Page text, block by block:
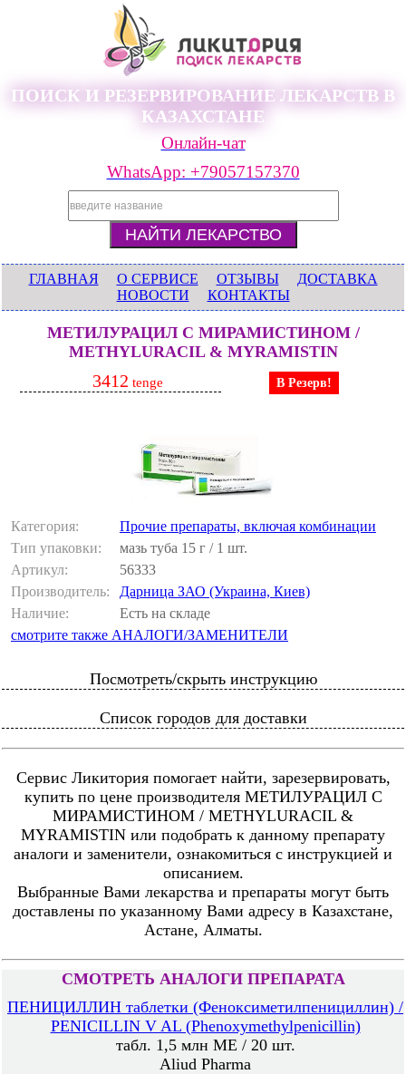
ПОИСК И РЕЗЕРВИРОВАНИЕ ЛЕКАРСТВ В
КАЗАХСТАНЕ
Онлайн-чат
WhatsApp: +79057157370
ГЛАВНАЯ О СЕРВИСЕ ОТЗЫВЫ
ДОСТАВКА
НОВОСТИ
КОНТАКТЫ
МЕТИЛУРАЦИЛ С МИРАМИСТИНОМ /
METHYLURACIL & MYRAMISTIN
3412 tenge В Резерв!
Категория:
Прочие препараты, включая комбинации
Тип упаковки:
мазь туба 15 г / 1 шт.
Артикул:
56333
Производитель:
Дарница ЗАО (Украина, Киев)
Наличие:
Есть на складе
смотрите также АНАЛОГИ/ЗАМЕНИТЕЛИ
Посмотреть/скрыть инструкцию
Список городов для доставки
Сервис Ликитория помогает найти, зарезервировать,
купить по цене производителя МЕТИЛУРАЦИЛ С
МИРАМИСТИНОМ / METHYLURACIL &
MYRAMISTIN или подобрать к данному препарату
аналоги и заменители, ознакомиться с инструкцией и
описанием.
Выбранные Вами лекарства и препараты могут быть
доставлены по указанному Вами адресу в Казахстане,
Астане, Алматы.
СМОТРЕТЬ АНАЛОГИ ПРЕПАРАТА
ПЕНИЦИЛЛИН таблетки (Феноксиметилпенициллин) /
PENICILLIN V AL (Phenoxymethylpenicillin)
табл. 1,5 млн МЕ / 20 шт.
Aliud Pharma